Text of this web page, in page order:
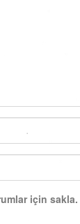
için sakla.